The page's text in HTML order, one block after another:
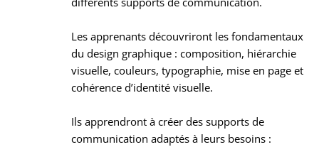
Les apprenants découvriront les fondamentaux
du design graphique : composition, hiérarchie
visuelle, couleurs, typographie, mise en page et
cohérence d’identité visuelle.
Ils apprendront à créer des supports de
communication adaptés à leurs besoins :